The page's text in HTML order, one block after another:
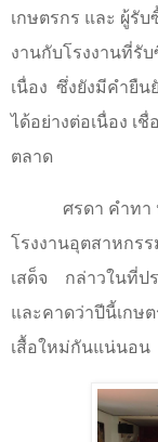
เกษตรกร และ ผู้รั
งานกับโรงงานที่รั
เนื่อง ซึ่งยังมีคำยืน
ได้อย่างต่อเนื่อง เ
ตลาด
ศรดา คำทา
โรงงานอุตสาหกร
เสด็จ
กล่าวในที่ป
และคาดว่าปีนี้เกษ
เสื้อใหม่กันแน่นอน